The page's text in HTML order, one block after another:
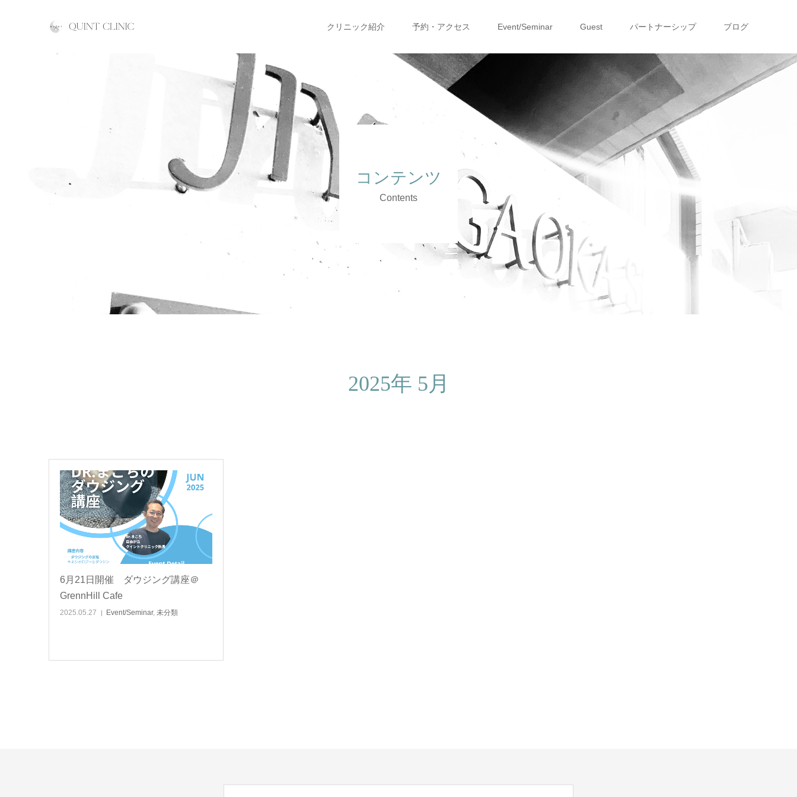
クリニック紹介 予約・アクセス Event/Seminar Guest パートナーシップ ブログ
コンテンツ
Contents
2025年 5月
6月21日開催 ダウジング講座＠
GrennHill Cafe
2025.05.27 Event/Seminar, 未分類